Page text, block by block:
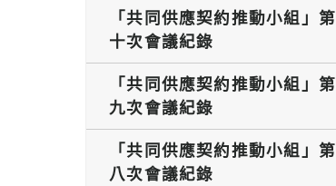
「共同供應契約推動小組」第
十次會議紀錄
「共同供應契約推動小組」第
九次會議紀錄
「共同供應契約推動小組」第
八次會議紀錄